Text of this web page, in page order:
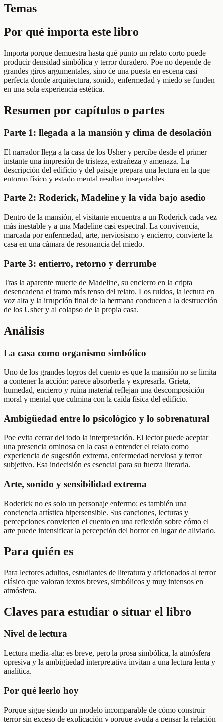
Temas
Por qué importa este libro
Importa porque demuestra hasta qué punto un relato corto puede
producir densidad simbólica y terror duradero. Poe no depende de
grandes giros argumentales, sino de una puesta en escena casi
perfecta donde arquitectura, sonido, enfermedad y miedo se funden
en una sola experiencia estética.
Resumen por capítulos o partes
Parte 1: llegada a la mansión y clima de desolación
El narrador llega a la casa de los Usher y percibe desde el primer
instante una impresión de tristeza, extrañeza y amenaza. La
descripción del edificio y del paisaje prepara una lectura en la que
entorno físico y estado mental resultan inseparables.
Parte 2: Roderick, Madeline y la vida bajo asedio
Dentro de la mansión, el visitante encuentra a un Roderick cada vez
más inestable y a una Madeline casi espectral. La convivencia,
marcada por enfermedad, arte, nerviosismo y encierro, convierte la
casa en una cámara de resonancia del miedo.
Parte 3: entierro, retorno y derrumbe
Tras la aparente muerte de Madeline, su encierro en la cripta
desencadena el tramo más tenso del relato. Los ruidos, la lectura en
voz alta y la irrupción final de la hermana conducen a la destrucción
de los Usher y al colapso de la propia casa.
Análisis
La casa como organismo simbólico
Uno de los grandes logros del cuento es que la mansión no se limita
a contener la acción: parece absorberla y expresarla. Grieta,
humedad, encierro y ruina material reflejan una descomposición
moral y mental que culmina con la caída física del edificio.
Ambigüedad entre lo psicológico y lo sobrenatural
Poe evita cerrar del todo la interpretación. El lector puede aceptar
una presencia ominosa en la casa o entender el relato como
experiencia de sugestión extrema, enfermedad nerviosa y terror
subjetivo. Esa indecisión es esencial para su fuerza literaria.
Arte, sonido y sensibilidad extrema
Roderick no es solo un personaje enfermo: es también una
conciencia artística hipersensible. Sus canciones, lecturas y
percepciones convierten el cuento en una reflexión sobre cómo el
arte puede intensificar la percepción del horror en lugar de aliviarlo.
Para quién es
Para lectores adultos, estudiantes de literatura y aficionados al terror
clásico que valoran textos breves, simbólicos y muy intensos en
atmósfera.
Claves para estudiar o situar el libro
Nivel de lectura
Lectura media-alta: es breve, pero la prosa simbólica, la atmósfera
opresiva y la ambigüedad interpretativa invitan a una lectura lenta y
analítica.
Por qué leerlo hoy
Porque sigue siendo un modelo incomparable de cómo construir
terror sin exceso de explicación y porque ayuda a pensar la relación